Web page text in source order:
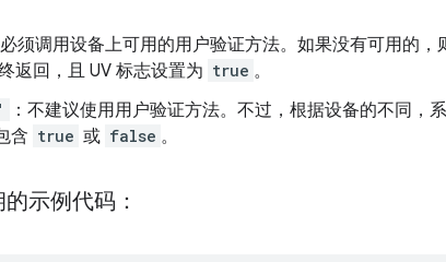
必须调用设备上可用的用户验证方法。如果没有可用的
返回，且 UV 标志设置为 true 。
：不建议使用用户验证方法。不过，根据设备的不同，
含 true 或 false 。
示例代码：